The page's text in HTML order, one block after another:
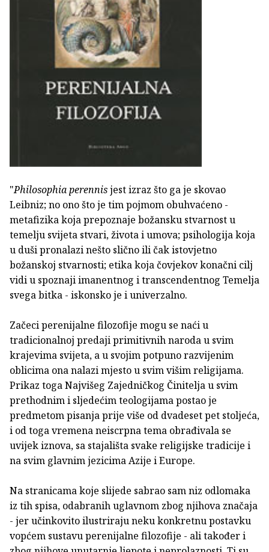
"Philosophia perennisjest izraz što ga je skovao
Leibniz; no ono što je tim pojmom obuhvaćeno -
metafizika koja prepoznaje božansku stvarnost u
temelju svijeta stvari, života i umova; psihologija koja
u duši pronalazi nešto slično ili čak istovjetno
božanskoj stvarnosti; etika koja čovjekov konačni cilj
vidi u spoznaji imanentnog i transcendentnog Temelja
svega bitka - iskonsko je i univerzalno.
Začeci perenijalne filozofije mogu se naći u
tradicionalnoj predaji primitivnih naroda u svim
krajevima svijeta, a u svojim potpuno razvijenim
oblicima ona nalazi mjesto u svim višim religijama.
Prikaz toga Najvišeg Zajedničkog Činitelja u svim
prethodnim i sljedećim teologijama postao je
predmetom pisanja prije više od dvadeset pet stoljeća,
i od toga vremena neiscrpna tema obrađivala se
uvijek iznova, sa stajališta svake religijske tradicije i
na svim glavnim jezicima Azije i Europe.
Na stranicama koje slijede sabrao sam niz odlomaka
iz tih spisa, odabranih uglavnom zbog njihova značaja
- jer učinkovito ilustriraju neku konkretnu postavku
vopćem sustavu perenijalne filozofije - ali također i